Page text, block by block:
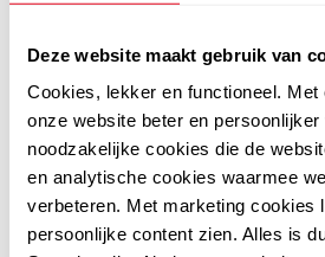
Deze website maakt gebruik van
Cookies, lekker en functioneel.
onze website beter en
noodzakelijke cookies die de
en analytische cookies waarmee
verbeteren. Met marketing cookies
persoonlijke content zien. Alles is